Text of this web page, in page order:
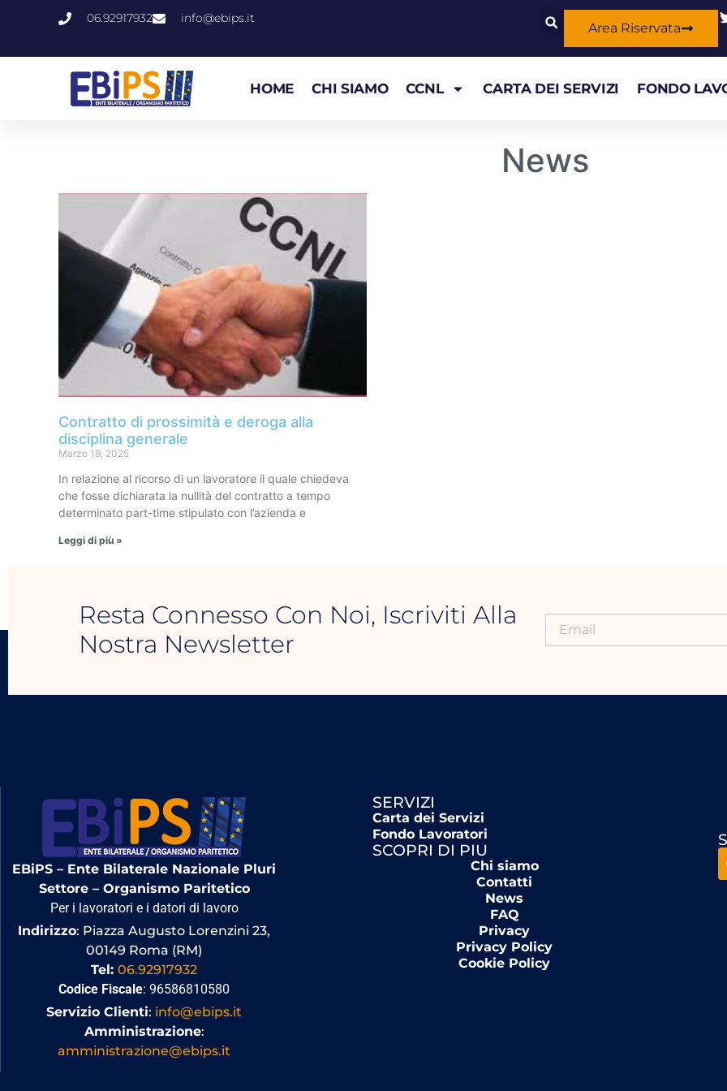
06.92917932 info@ebips.it
Area Riservata
HOME CHI SIAMO CCNL CARTA DEI SERVIZI FONDO
News
Contratto di prossimità e deroga alla
disciplina generale
Marzo 19, 2025
In relazione al ricorso di un lavoratore il quale chiedeva
che fosse dichiarata la nullità del contratto a tempo
determinato part-time stipulato con l’azienda e
Leggi di più »
Resta Connesso Con Noi, Iscriviti Alla
Nostra Newsletter
EBiPS – Ente Bilaterale Nazionale Pluri
Settore – Organismo Paritetico
Per i lavoratori e i datori di lavoro
Indirizzo: Piazza Augusto Lorenzini 23,
00149 Roma (RM)
Tel:06.92917932
Codice Fiscale: 96586810580
Servizio Clienti: info@ebips.it
Amministrazione:
amministrazione@ebips.it
SERVIZI
Carta dei Servizi
Fondo Lavoratori
SCOPRI DI PIU
Chi siamo
Contatti
News
FAQ
Privacy
Privacy Policy
Cookie Policy